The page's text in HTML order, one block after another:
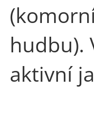
hudbu).
aktivní